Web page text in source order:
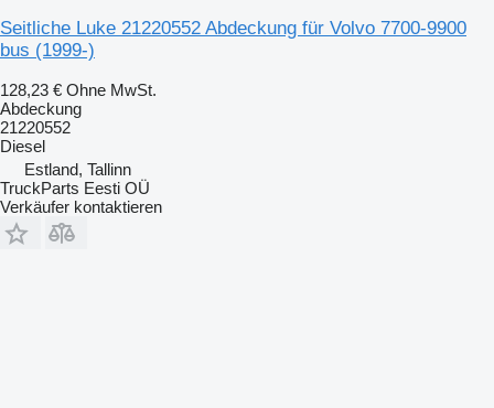
Seitliche Luke 21220552 Abdeckung für Volvo 7700-9900
bus (1999-)
128,23 € Ohne MwSt.
Abdeckung
21220552
Diesel
Estland, Tallinn
TruckParts Eesti OÜ
Verkäufer kontaktieren